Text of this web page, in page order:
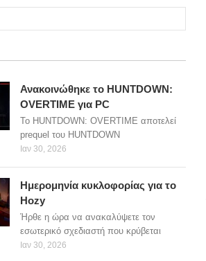
Ανακοινώθηκε το HUNTDOWN:
OVERTIME για PC
Το HUNTDOWN: OVERTIME αποτελεί
prequel του HUNTDOWN
Ιαν 30, 2026
Ημερομηνία κυκλοφορίας για το
Hozy
Ήρθε η ώρα να ανακαλύψετε τον
εσωτερικό σχεδιαστή που κρύβεται
Ιαν 30, 2026